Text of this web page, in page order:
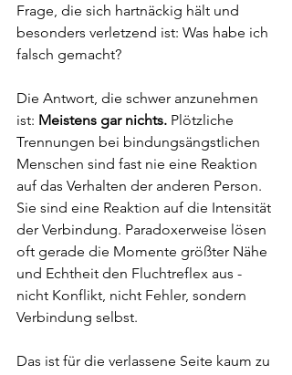
Frage, die sich hartnäckig hält und
besonders verletzend ist: Was habe ich
falsch gemacht?
Die Antwort, die schwer anzunehmen
ist: Meistens gar nichts. Plötzliche
Trennungen bei bindungsängstlichen
Menschen sind fast nie eine Reaktion
auf das Verhalten der anderen Person.
Sie sind eine Reaktion auf die Intensität
der Verbindung. Paradoxerweise lösen
oft gerade die Momente größter Nähe
und Echtheit den Fluchtreflex aus -
nicht Konflikt, nicht Fehler, sondern
Verbindung selbst.
Das ist für die verlassene Seite kaum zu